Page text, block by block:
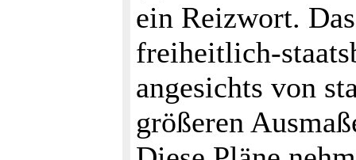
ein Reizwort.
freiheitlich-
angesichts von
größeren